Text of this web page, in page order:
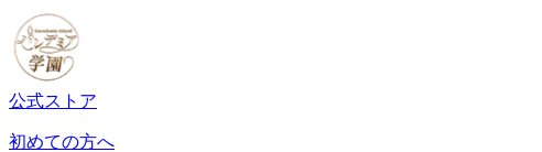
公式ストア
初めての方へ